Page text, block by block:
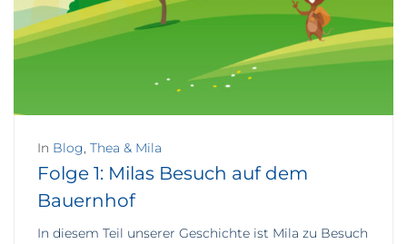
In Blog, Thea & Mila
Folge 1: Milas Besuch auf dem
Bauernhof
In diesem Teil unserer Geschichte ist Mila zu Besuch